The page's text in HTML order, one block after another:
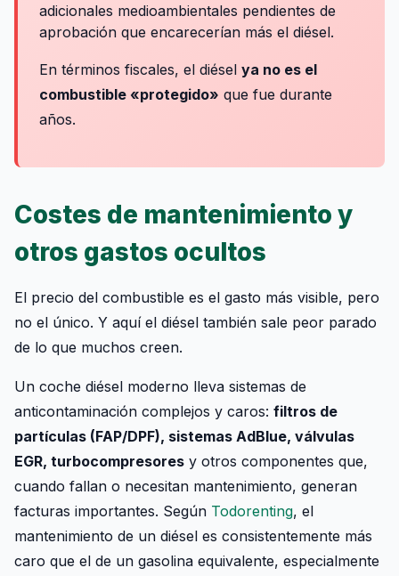
adicionales medioambientales pendientes de
aprobación que encarecerían más el diésel.
En términos fiscales, el diésel ya no es el
combustible «protegido» que fue durante
años.
Costes de mantenimiento y
otros gastos ocultos
El precio del combustible es el gasto más visible, pero
no el único. Y aquí el diésel también sale peor parado
de lo que muchos creen.
Un coche diésel moderno lleva sistemas de
anticontaminación complejos y caros: filtros de
partículas (FAP/DPF), sistemas AdBlue, válvulas
EGR, turbocompresores y otros componentes que,
cuando fallan o necesitan mantenimiento, generan
facturas importantes. Según Todorenting, el
mantenimiento de un diésel es consistentemente más
caro que el de un gasolina equivalente, especialmente